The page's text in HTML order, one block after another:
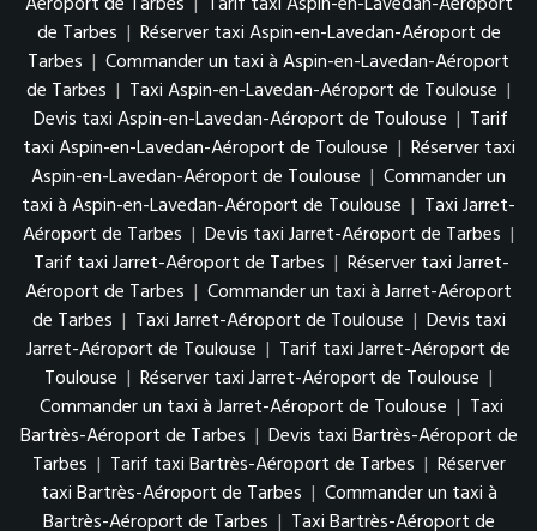
de Tarbes | Réserver taxi Aspin-en-Lavedan-Aéroport de
Tarbes | Commander un taxi à Aspin-en-Lavedan-Aéroport
de Tarbes | Taxi Aspin-en-Lavedan-Aéroport de Toulouse |
Devis taxi Aspin-en-Lavedan-Aéroport de Toulouse | Tarif
taxi Aspin-en-Lavedan-Aéroport de Toulouse | Réserver taxi
Aspin-en-Lavedan-Aéroport de Toulouse | Commander un
taxi à Aspin-en-Lavedan-Aéroport de Toulouse | Taxi Jarret-
Aéroport de Tarbes | Devis taxi Jarret-Aéroport de Tarbes |
Tarif taxi Jarret-Aéroport de Tarbes | Réserver taxi Jarret-
Aéroport de Tarbes | Commander un taxi à Jarret-Aéroport
de Tarbes | Taxi Jarret-Aéroport de Toulouse | Devis taxi
Jarret-Aéroport de Toulouse | Tarif taxi Jarret-Aéroport de
Toulouse | Réserver taxi Jarret-Aéroport de Toulouse |
Commander un taxi à Jarret-Aéroport de Toulouse | Taxi
Bartrès-Aéroport de Tarbes | Devis taxi Bartrès-Aéroport de
Tarbes | Tarif taxi Bartrès-Aéroport de Tarbes | Réserver
taxi Bartrès-Aéroport de Tarbes | Commander un taxi à
Bartrès-Aéroport de Tarbes | Taxi Bartrès-Aéroport de